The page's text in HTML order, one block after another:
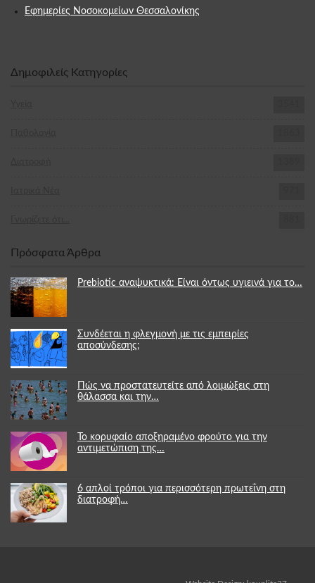
Εφημερίες Νοσοκομείων Θεσσαλονίκης
Δημοφιλείς Κατηγορίες
Πρόσφατα Άρθρα
Prebiotic αναψυκτικά: Είναι όντως υγιεινά για το…
Συνδέεται η φλεγμονή με τις εμπειρίες
αποσύνδεσης;
Πώς να προστατευτείτε από λοιμώξεις στη
θάλασσα και την…
Το κορυφαίο αποξηραμένο φρούτο για την
αντιμετώπιση της…
6 απλοί τρόποι για περισσότερη πρωτεΐνη στη
διατροφή…